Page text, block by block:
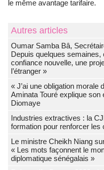
le même avantage tarifaire.
Autres articles
Oumar Samba Bâ,
Depuis quelques
confiance nouvelle, une
l’étranger »
« J’ai une obligation morale
Aminata Touré explique
Diomaye
Industries extractives : la
formation pour renforcer les
Le ministre Cheikh Niang
« Les mots façonnent le
diplomatique sénégalais »